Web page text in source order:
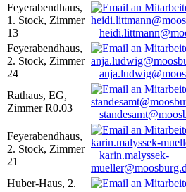
Feyerabendhaus,
1. Stock, Zimmer
13
Feyerabendhaus,
2. Stock, Zimmer
24
Rathaus, EG,
Zimmer R0.03
Feyerabendhaus,
2. Stock, Zimmer
21
karin.malyssek-
Huber-Haus, 2.